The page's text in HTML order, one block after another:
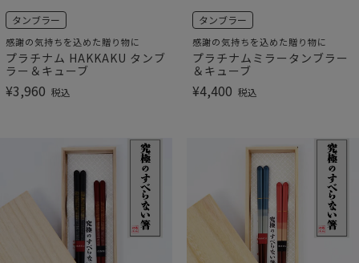
タンブラー
感謝の気持ちを込めた贈り物に
プラチナム HAKKAKU タンブ
ラー＆キューブ
¥3,960 税込
タンブラー
感謝の気持ちを込めた贈り物に
プラチナムミラータンブラー
＆キューブ
¥4,400 税込